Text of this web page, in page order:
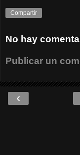
Compartir
No hay
Publicar un
‹